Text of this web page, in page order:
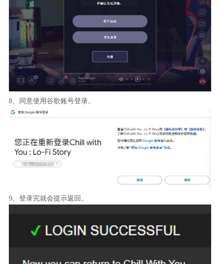
8、同意使用谷歌账号登录。
9、登录完就会提示返回。